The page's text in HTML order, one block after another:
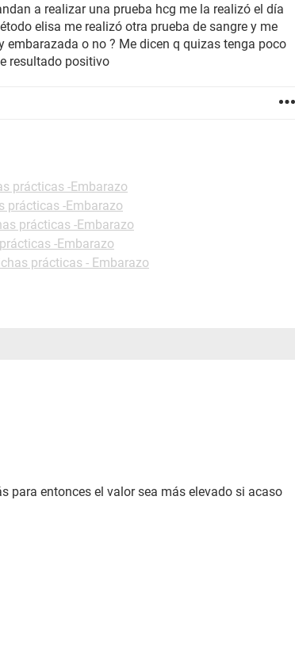
a realizar una prueba hcg me la realizó el día
elisa me realizó otra prueba de sangre y me
embarazada o no ? Me dicen q quizas tenga poco
resultado positivo
prácticas -Embarazo
prácticas -Embarazo
prácticas -Embarazo
-Embarazo
prácticas - Embarazo
para entonces el valor sea más elevado si acaso